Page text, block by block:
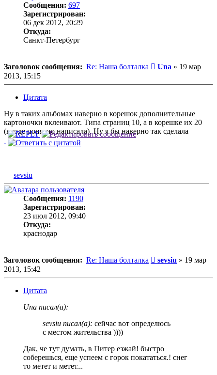
Сообщения: 697
Зарегистрирован:
06 дек 2012, 20:29
Откуда:
Санкт-Петербург
Заголовок сообщения: Re: Наша болталка Сообщение
Una » 19 мар
2013, 15:15
Цитата
Ну в таких альбомах наверно в корешок дополнительные
картоночки вклеивают. Типа страниц 10, а в корешке их 20
(вроде понятно написала). Ну я бы наверно так сделала
sevsiu
Сообщения: 1190
Зарегистрирован:
23 июл 2012, 09:40
Откуда:
краснодар
Заголовок сообщения: Re: Наша болталка Сообщение
sevsiu » 19 мар
2013, 15:42
Цитата
Una писал(а):
sevsiu писал(а): сейчас вот определюсь
с местом жительства ))))
Дак, че тут думать, в Питер езжай! быстро
соберешься, еще успеем с горок покататься.! снег
то метет и метет...